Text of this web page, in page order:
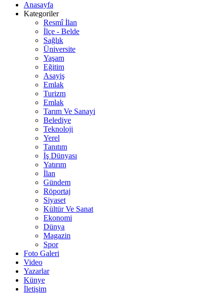
Anasayfa
Kategoriler
Resmî İlan
İlçe - Belde
Sağlık
Üniversite
Yaşam
Eğitim
Asayiş
Emlak
Turizm
Emlak
Tarım Ve Sanayi
Belediye
Teknoloji
Yerel
Tanıtım
İş Dünyası
Yatırım
İlan
Gündem
Röportaj
Siyaset
Kültür Ve Sanat
Ekonomi
Dünya
Magazin
Spor
Foto Galeri
Video
Yazarlar
Künye
İletişim